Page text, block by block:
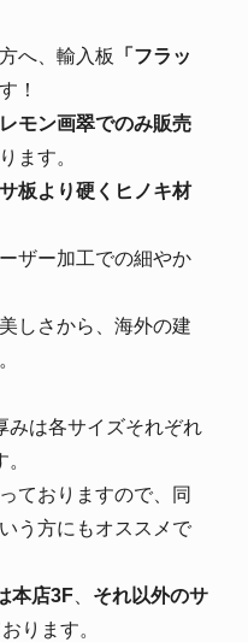
へ、輸入板
「フラッ
！
レモン画翠でのみ販売
ます。
板より硬くヒノキ材
ザー加工での細やか
しさから、海外の建
みは各サイズそれぞれ
ておりますので、同
う方にもオススメで
本店3F
それ以外のサ
ります。